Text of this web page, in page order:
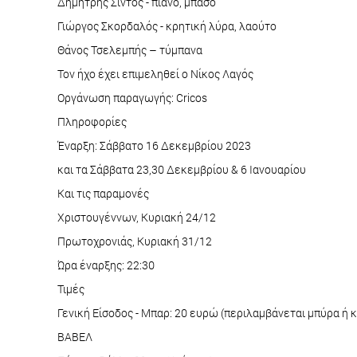
Γιώργος Σκορδαλός - κρητική λύρα, λαούτο
Θάνος Τσελεμπής – τύμπανα
Τον ήχο έχει επιμεληθεί o Νίκος Λαγός
Οργάνωση παραγωγής: Cricos
Πληροφορίες
Έναρξη: Σάββατο 16 Δεκεμβρίου 2023
και τα Σάββατα 23,30 Δεκεμβρίου & 6 Ιανουαρίου
Και τις παραμονές
Χριστουγέννων, Κυριακή 24/12
Πρωτοχρονιάς, Κυριακή 31/12
Ώρα έναρξης: 22:30
Τιμές
Γενική Είσοδος - Μπαρ: 20 ευρώ (περιλαμβάνεται μπύρα ή
ΒΑΒΕΛ